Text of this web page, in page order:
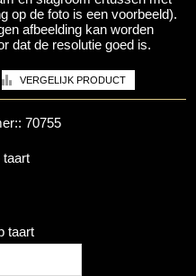
op de foto is een voorbeeld).
afbeelding kan worden
dat de resolutie goed is.
70755
taart
taart